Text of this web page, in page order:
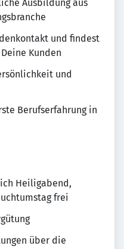
Ausbildung aus
und findest
Kunden
und
Berufserfahrung in
Heiligabend,
frei
über die